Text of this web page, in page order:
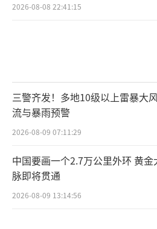
2026-08-08 22:41:15
三警齐发！多地10级以上雷暴大
流与暴雨预警
2026-08-09 07:11:29
中国要画一个2.7万公里外环 黄金
脉即将贯通
2026-08-09 13:14:56